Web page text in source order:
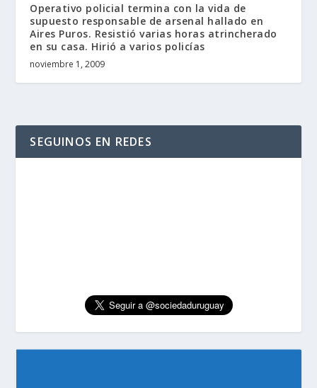
Operativo policial termina con la vida de
supuesto responsable de arsenal hallado en
Aires Puros. Resistió varias horas atrincherado
en su casa. Hirió a varios policías
noviembre 1, 2009
SEGUINOS EN REDES